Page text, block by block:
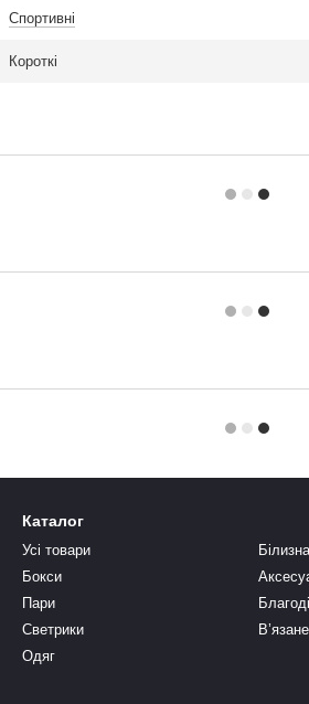
Спортивні
Короткі
Каталог
Усі товари
Бокси
Пари
Светрики
Одяг
Білизна